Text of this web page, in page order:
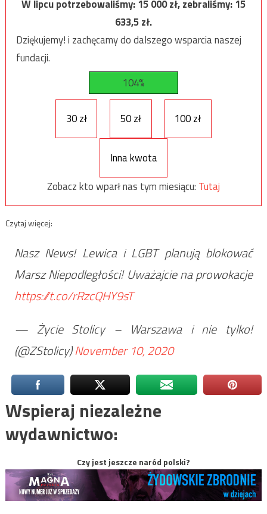
W lipcu potrzebowaliśmy:15 000zł, zebraliśmy:15
633,5zł.
Dziękujemy! i zachęcamy do dalszego wsparcia naszej
fundacji.
104%
30 zł 50 zł 100 zł
Inna kwota
Zobacz kto wparł nas tym miesiącu: Tutaj
Czytaj więcej:
Nasz News! Lewica i LGBT planują blokować
Marsz Niepodległości! Uważajcie na prowokacje
https://t.co/rRzcQHY9sT
— Życie Stolicy – Warszawa i nie tylko!
(@ZStolicy)November 10, 2020
Wspieraj niezależne
wydawnictwo:
Czy jest jeszcze naród polski?